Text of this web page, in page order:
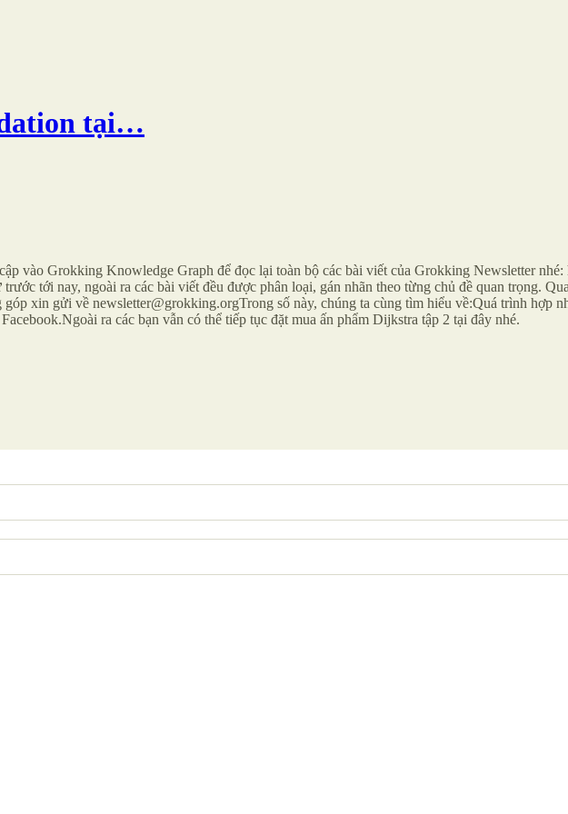
tại…
vào Grokking Knowledge Graph để đọc lại toàn bộ các bài viết của Grokking Newsletter
tới nay, ngoài ra các bài viết đều được phân loại, gán nhãn theo từng chủ đề quan trọng.
xin gửi về newsletter@grokking.orgTrong số này, chúng ta cùng tìm hiểu về:Quá trình hợp
ra các bạn vẫn có thể tiếp tục đặt mua ấn phẩm Dijkstra tập 2 tại đây nhé.